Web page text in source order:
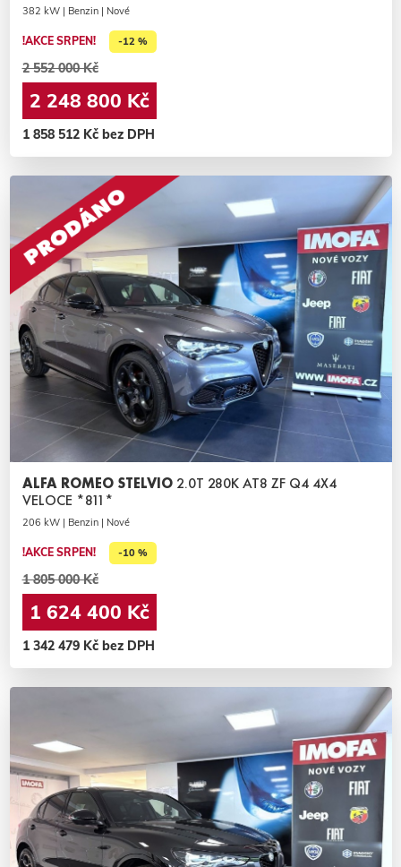
382 kW | Benzin | Nové
!AKCE SRPEN! -12 %
2 552 000 Kč
2 248 800 Kč
1 858 512 Kč bez DPH
ALFA ROMEO STELVIO 2.0T 280K AT8 ZF Q4 4X4
VELOCE *811*
206 kW | Benzin | Nové
!AKCE SRPEN! -10 %
1 805 000 Kč
1 624 400 Kč
1 342 479 Kč bez DPH